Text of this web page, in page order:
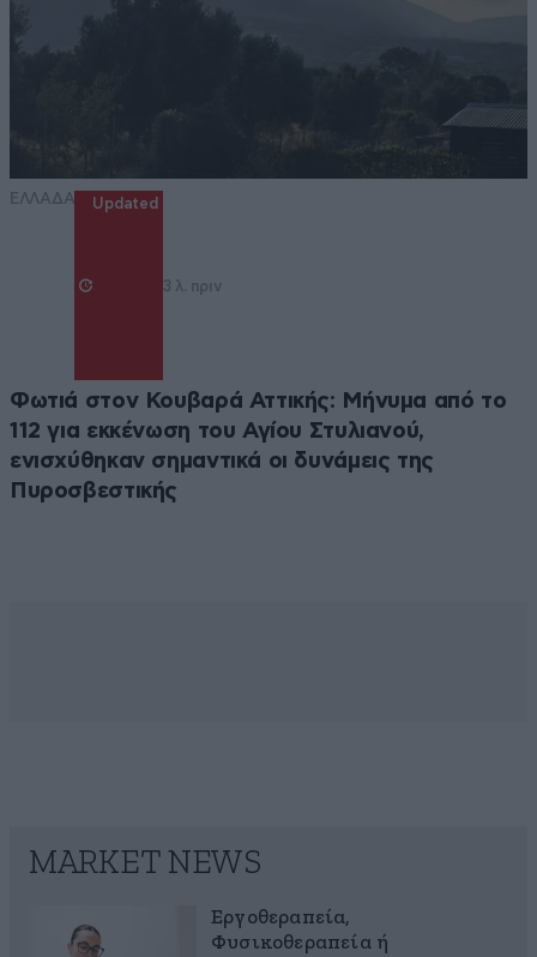
ΕΛΛΑΔΑ Updated
3 λ. πριν
Φωτιά στον Κουβαρά Αττικής: Μήνυμα από το
112 για εκκένωση του Αγίου Στυλιανού,
ενισχύθηκαν σημαντικά οι δυνάμεις της
Πυροσβεστικής
MARKET NEWS
Εργοθεραπεία,
Φυσικοθεραπεία ή